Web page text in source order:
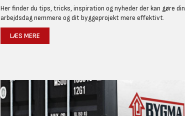
Her finder du tips, tricks, inspiration og nyheder der kan gøre din
arbejdsdag nemmere og dit byggeprojekt mere effektivt.
LÆS MERE